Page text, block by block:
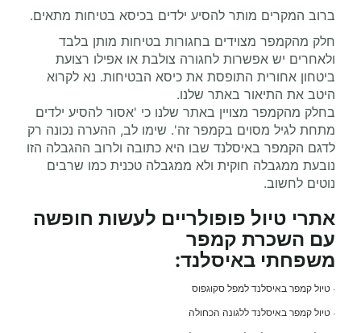
ברוב המקרים מותר להסיע ילדים בכיסא בטיחות מתאים.
חלק מהקמפר מצוידים בחגורות בטיחות מותן בלבד
ולאחרים יש אפשרות לחגורה צולבת או אפילו רצועת
ביטחון אחורית התופסת את כיסא הבטיחות. נא לקרוא
היטב את התיאור באתר שלנו.
בחלק מהקמפר מצויין באתר שלנו כי 'אסור להסיע ילדים
מתחת לגיל מסוים בקמפר זה'. שימו לב, ההערה נכונה רק
לדגם הקמפר באיסלנד שבו היא כתובה ולרוב ההגבלה הזו
נובעת ממגבלה חוקית ולא ממגבלה טכנית כמו שרבים
נוטים לחשוב.
אתרי טיול פופולריים לעשות חופשה
עם השכרת קמפר
משפחתי באיסלנד:
· טיול קמפר באיסלנד למפל סקוגפוס
· טיול קמפר באיסלנד ללגונה הכחולה